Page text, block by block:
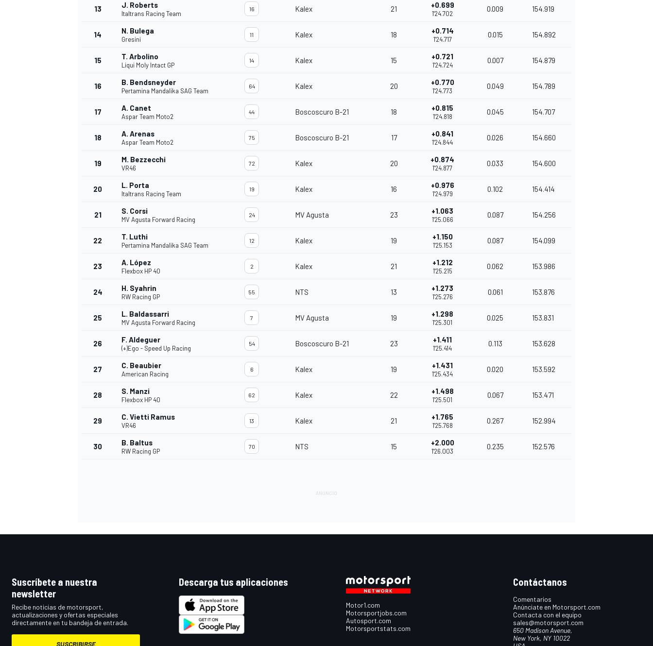
MÁS CATEGORÍAS
13 J. Roberts
Italtrans Racing Team
16 Kalex 21 +0.699
1'24.702
0.009 154.919
14 N. Bulega
Gresini
11 Kalex 18 +0.714
1'24.717
0.015 154.892
15 T. Arbolino
Liqui Moly Intact GP
14 Kalex 15 +0.721
1'24.724
0.007 154.879
16 B. Bendsneyder
Pertamina Mandalika SAG Team
64 Kalex 20 +0.770
1'24.773
0.049 154.789
17 A. Canet
Aspar Team Moto2
44 Boscoscuro B-21 18 +0.815
1'24.818
0.045 154.707
18 A. Arenas
Aspar Team Moto2
75 Boscoscuro B-21 17 +0.841
1'24.844
0.026 154.660
19 M. Bezzecchi
VR46
72 Kalex 20 +0.874
1'24.877
0.033 154.600
20 L. Porta
Italtrans Racing Team
19 Kalex 16 +0.976
1'24.979
0.102 154.414
21 S. Corsi
MV Agusta Forward Racing
24 MV Agusta 23 +1.063
1'25.066
0.087 154.256
22 T. Luthi
Pertamina Mandalika SAG Team
12 Kalex 19 +1.150
1'25.153
0.087 154.099
23 A. López
Flexbox HP 40
2 Kalex 21 +1.212
1'25.215
0.062 153.986
24 H. Syahrin
RW Racing GP
55 NTS 13 +1.273
1'25.276
0.061 153.876
25 L. Baldassarri
MV Agusta Forward Racing
7 MV Agusta 19 +1.298
1'25.301
0.025 153.831
26 F. Aldeguer
(+)Ego - Speed Up Racing
54 Boscoscuro B-21 23 +1.411
1'25.414
0.113 153.628
27 C. Beaubier
American Racing
6 Kalex 19 +1.431
1'25.434
0.020 153.592
28 S. Manzi
Flexbox HP 40
62 Kalex 22 +1.498
1'25.501
0.067 153.471
29 C. Vietti Ramus
VR46
13 Kalex 21 +1.765
1'25.768
0.267 152.994
30 B. Baltus
RW Racing GP
70 NTS 15 +2.000
1'26.003
0.235 152.576
Suscríbete a nuestra
newsletter
Recibe noticias de motorsport,
actualizaciones y ofertas especiales
directamente en tu bandeja de entrada.
SUSCRIBIRSE
Descarga tus aplicaciones
Motor1.com
Motorsportjobs.com
Autosport.com
Motorsportstats.com
Contáctanos
Comentarios
Anúnciate en Motorsport.com
Contacta con el equipo
sales@motorsport.com
650 Madison Avenue,
New York, NY 10022